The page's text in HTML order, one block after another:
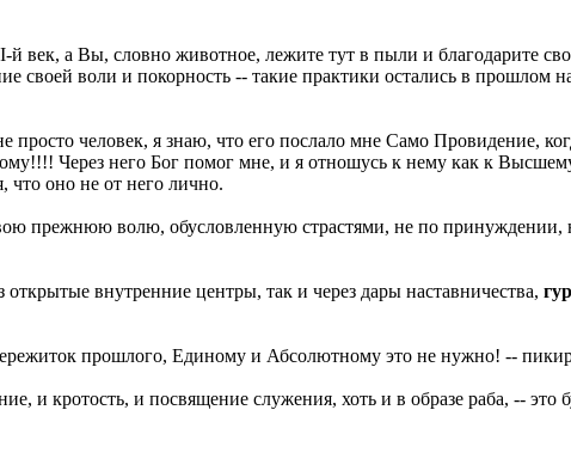
век, а Вы, словно животное, лежите тут в пыли и благодарите
своей воли и покорность -- такие практики остались в прошлом
человек, я знаю, что его послало мне Само Провидение,
Через него Бог помог мне, и я отношусь к нему как к
что оно не от него лично.
прежнюю волю, обусловленную страстями, не по принуждении,
внутренние центры, так и через дары наставничества,
прошлого, Единому и Абсолютному это не нужно! --
кротость, и посвящение служения, хоть и в образе раба, -- это